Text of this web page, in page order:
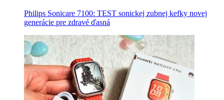
Philips Sonicare 7100: TEST sonickej zubnej kefky novej
generácie pre zdravé ďasná